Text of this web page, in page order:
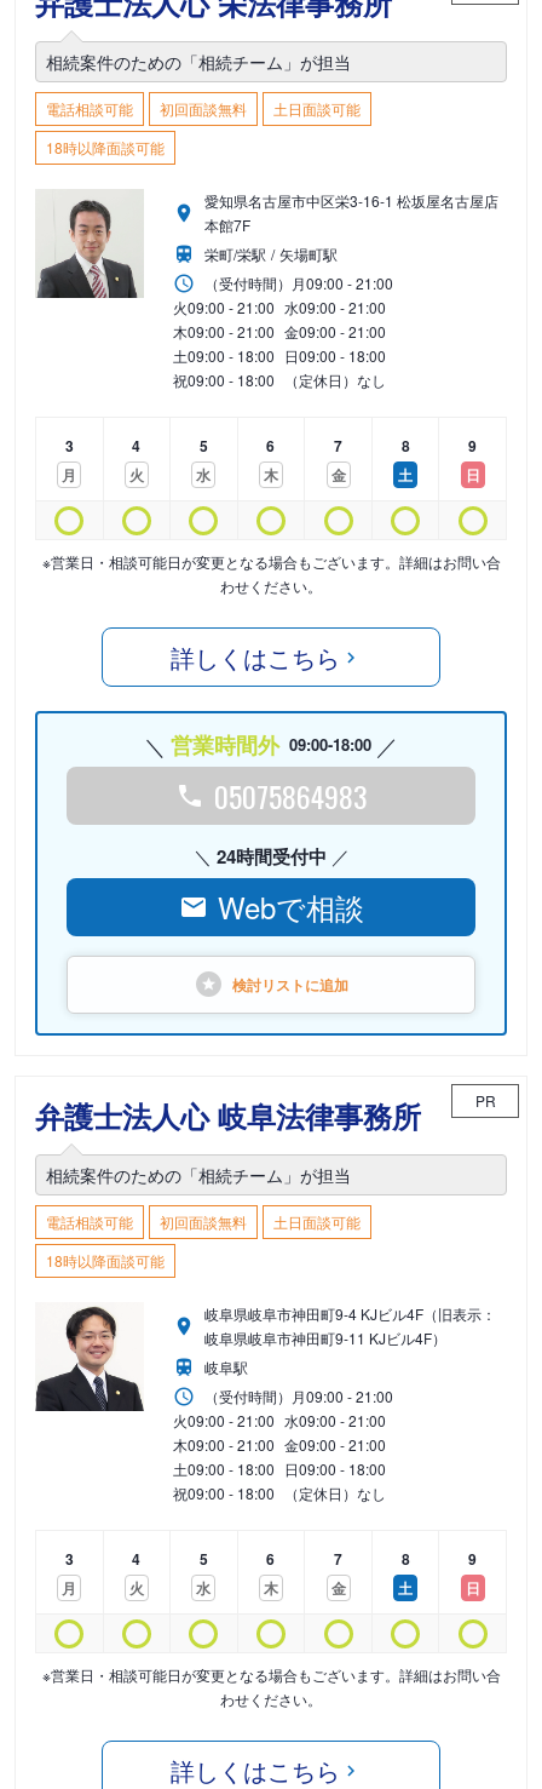
相続案件のための「相続チーム」が担当
電話相談可能 初回面談無料
土日面談可能
18時以降面談可能
愛知県名古屋市中区栄3-16-1 松坂屋名古屋店
本館7F
栄町/栄駅
矢場町駅
（受付時間） 月09:00 - 21:00
火09:00 - 21:00 水09:00 - 21:00
木09:00 - 21:00 金09:00 - 21:00
土09:00 - 18:00 日09:00 - 18:00
祝09:00 - 18:00 （定休日）なし
3
月
4
火
5
水
6
木
7
金
8
土
9
日
※営業日・相談可能日が変更となる場合もございます。詳細はお問い合
わせください。
詳しくはこちら
営業時間外 09:00-18:00
05075864983
24時間受付中
Webで相談
検討リストに追加
弁護士法人心 岐阜法律事務所 PR
相続案件のための「相続チーム」が担当
電話相談可能 初回面談無料
土日面談可能
18時以降面談可能
岐阜県岐阜市神田町9-4 KJビル4F（旧表示：
岐阜県岐阜市神田町9-11 KJビル4F）
岐阜駅
（受付時間） 月09:00 - 21:00
火09:00 - 21:00 水09:00 - 21:00
木09:00 - 21:00 金09:00 - 21:00
土09:00 - 18:00 日09:00 - 18:00
祝09:00 - 18:00 （定休日）なし
3
月
4
火
5
水
6
木
7
金
8
土
9
日
※営業日・相談可能日が変更となる場合もございます。詳細はお問い合
わせください。
詳しくはこちら